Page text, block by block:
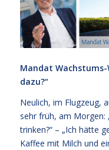
Mandat Wachstums-
dazu?“
Neulich, im Flugzeug,
sehr früh, am Morgen:
trinken?“ – „Ich hätte
Kaffee mit Milch und